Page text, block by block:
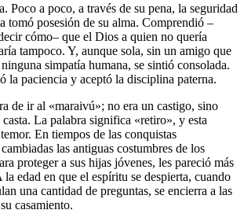
Poco a poco, a través de su pena, la seguridad
tomó posesión de su alma. Comprendió –
cómo– que el Dios a quien no quería
tampoco. Y, aunque sola, sin un amigo que
simpatía humana, se sintió consolada.
la paciencia y aceptó la disciplina paterna.
de ir al «maraivú»; no era un castigo, sino
La palabra significa «retiro», y esta
En tiempos de las conquistas
las antiguas costumbres de los
proteger a sus hijas jóvenes, les pareció más
la edad en que el espíritu se despierta, cuando
una cantidad de preguntas, se encierra a las
casamiento.